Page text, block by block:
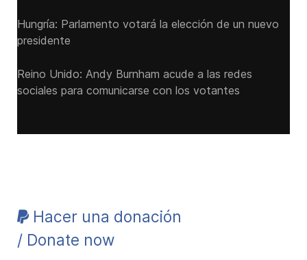
Hungría: Parlamento votará la elección de un nuevo
presidente
Reino Unido: Andy ‌Burnham acude a las redes
sociales para comunicarse con los votantes
Hacer una donación
/ Donate now